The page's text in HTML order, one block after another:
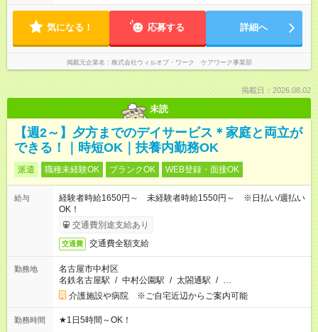
気になる！ 応募する 詳細へ
掲載元企業名 株式会社ウィルオブ・ワーク ケアワーク事業部
掲載日：2026.08.02
未読
【週2～】夕方までのデイサービス＊家庭と両立が
できる！｜時短OK｜扶養内勤務OK
派遣 職種未経験OK ブランクOK WEB登録・面接OK
給与
経験者時給1650円～ 未経験者時給1550円～ ※日払い/週払い
OK！
交通費別途支給あり
交通費 交通費全額支給
勤務地
名古屋市中村区
名鉄名古屋駅 / 中村公園駅 / 太閤通駅 / …
介護施設や病院 ※ご自宅近辺からご案内可能
勤務時間 ★1日5時間～OK！